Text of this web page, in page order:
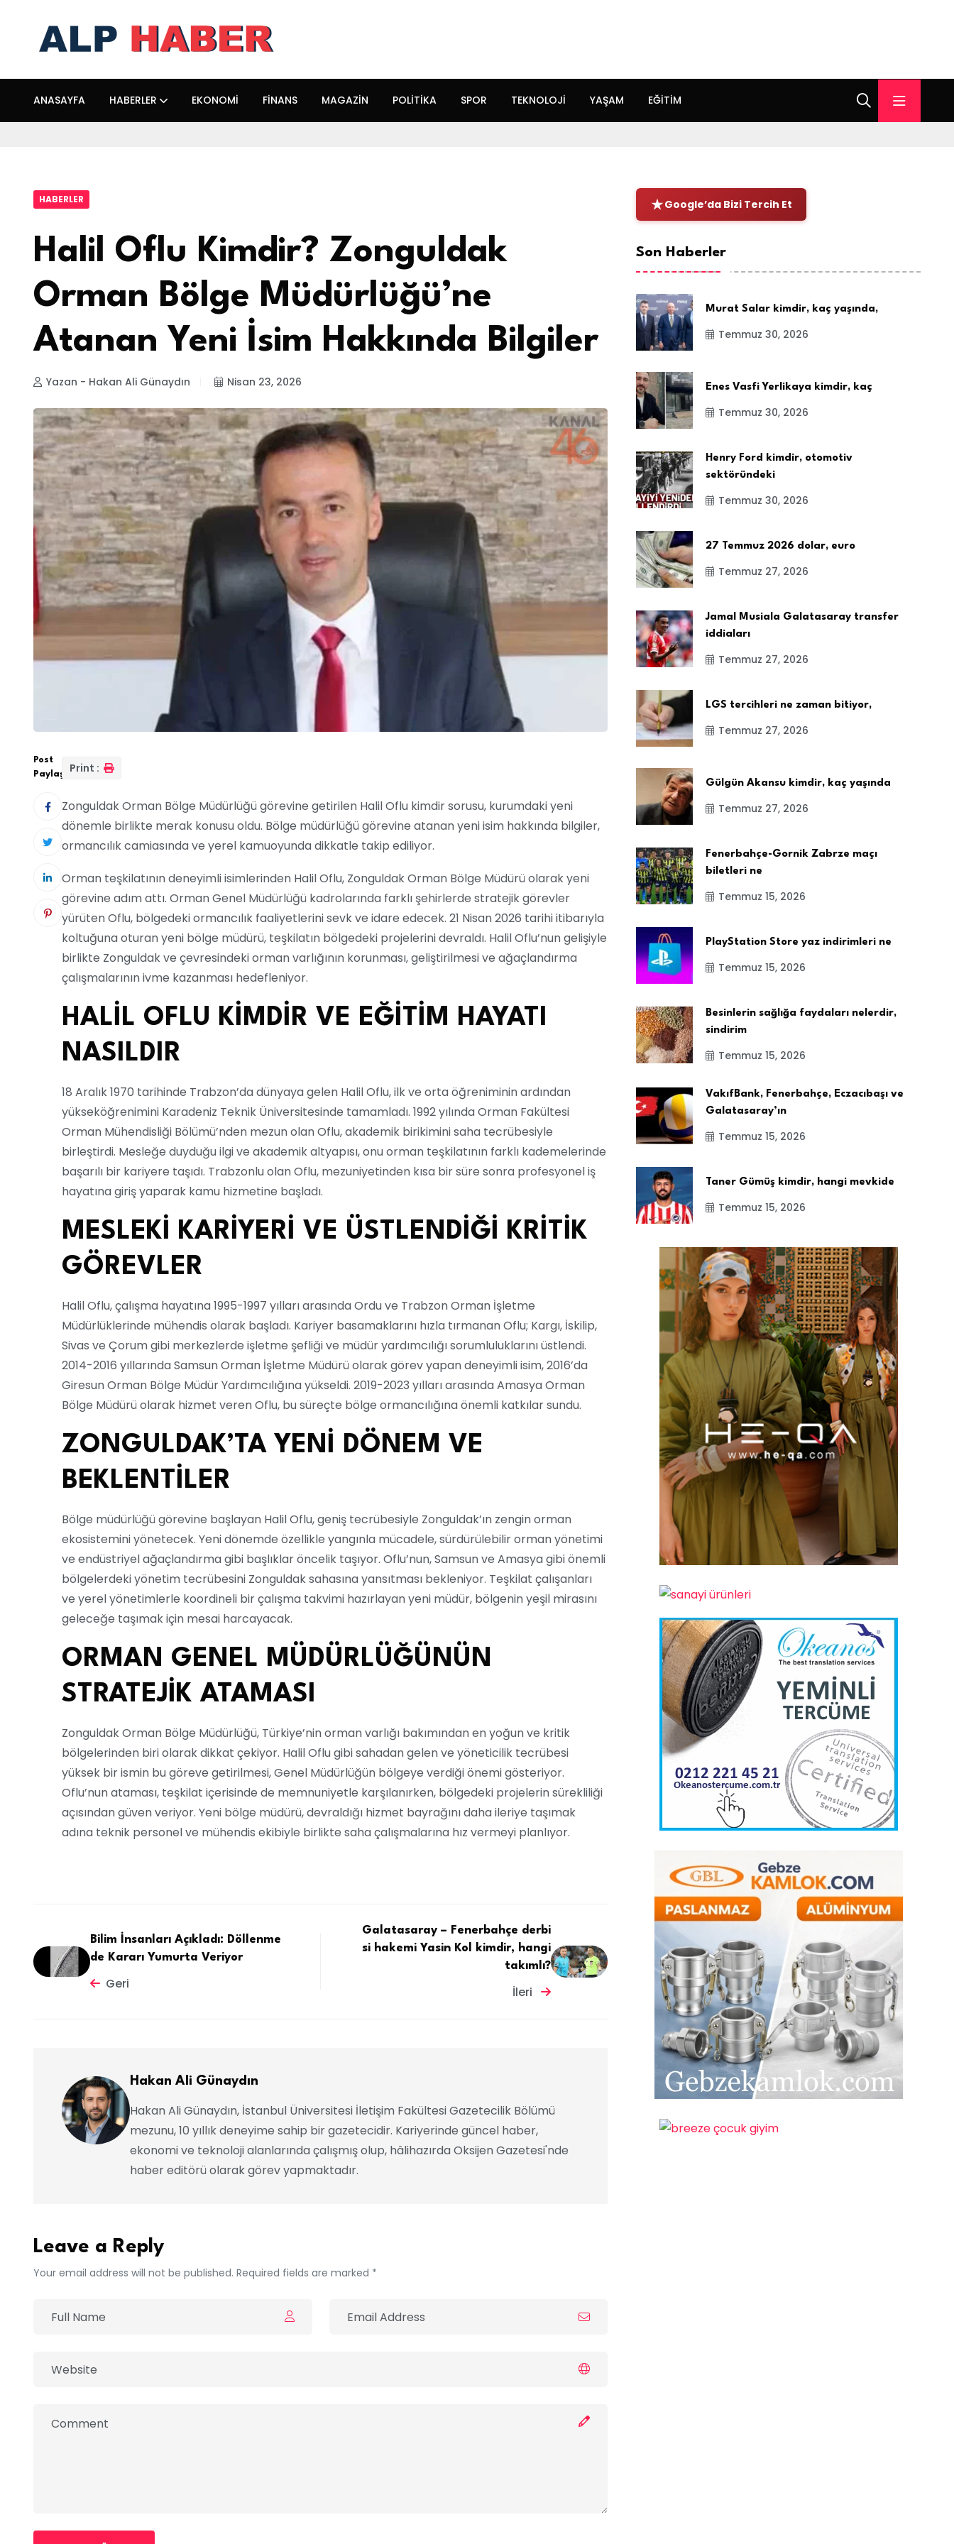
ANASAYFA HABERLER EKONOMI FINANS MAGAZIN POLITIKA SPOR TEKNOLOJI YAŞAM EĞITIM
HABERLER
Halil Oflu Kimdir? Zonguldak
Orman Bölge Müdürlüğü’ne
Atanan Yeni İsim Hakkında Bilgiler
Yazan - Hakan Ali Günaydın Nisan 23, 2026
Post
Paylaş:
Print :
Zonguldak Orman Bölge Müdürlüğü görevine getirilen Halil Oflu kimdir sorusu, kurumdaki yeni
dönemle birlikte merak konusu oldu. Bölge müdürlüğü görevine atanan yeni isim hakkında bilgiler,
ormancılık camiasında ve yerel kamuoyunda dikkatle takip ediliyor.
Orman teşkilatının deneyimli isimlerinden Halil Oflu, Zonguldak Orman Bölge Müdürü olarak yeni
görevine adım attı. Orman Genel Müdürlüğü kadrolarında farklı şehirlerde stratejik görevler
yürüten Oflu, bölgedeki ormancılık faaliyetlerini sevk ve idare edecek. 21 Nisan 2026 tarihi itibarıyla
koltuğuna oturan yeni bölge müdürü, teşkilatın bölgedeki projelerini devraldı. Halil Oflu’nun gelişiyle
birlikte Zonguldak ve çevresindeki orman varlığının korunması, geliştirilmesi ve ağaçlandırma
çalışmalarının ivme kazanması hedefleniyor.
HALİL OFLU KİMDİR VE EĞİTİM HAYATI
NASILDIR
18 Aralık 1970 tarihinde Trabzon’da dünyaya gelen Halil Oflu, ilk ve orta öğreniminin ardından
yükseköğrenimini Karadeniz Teknik Üniversitesinde tamamladı. 1992 yılında Orman Fakültesi
Orman Mühendisliği Bölümü’nden mezun olan Oflu, akademik birikimini saha tecrübesiyle
birleştirdi. Mesleğe duyduğu ilgi ve akademik altyapısı, onu orman teşkilatının farklı kademelerinde
başarılı bir kariyere taşıdı. Trabzonlu olan Oflu, mezuniyetinden kısa bir süre sonra profesyonel iş
hayatına giriş yaparak kamu hizmetine başladı.
MESLEKİ KARİYERİ VE ÜSTLENDİĞİ KRİTİK
GÖREVLER
Halil Oflu, çalışma hayatına 1995-1997 yılları arasında Ordu ve Trabzon Orman İşletme
Müdürlüklerinde mühendis olarak başladı. Kariyer basamaklarını hızla tırmanan Oflu; Kargı, İskilip,
Sivas ve Çorum gibi merkezlerde işletme şefliği ve müdür yardımcılığı sorumluluklarını üstlendi.
2014-2016 yıllarında Samsun Orman İşletme Müdürü olarak görev yapan deneyimli isim, 2016’da
Giresun Orman Bölge Müdür Yardımcılığına yükseldi. 2019-2023 yılları arasında Amasya Orman
Bölge Müdürü olarak hizmet veren Oflu, bu süreçte bölge ormancılığına önemli katkılar sundu.
ZONGULDAK’TA YENİ DÖNEM VE
BEKLENTİLER
Bölge müdürlüğü görevine başlayan Halil Oflu, geniş tecrübesiyle Zonguldak’ın zengin orman
ekosistemini yönetecek. Yeni dönemde özellikle yangınla mücadele, sürdürülebilir orman yönetimi
ve endüstriyel ağaçlandırma gibi başlıklar öncelik taşıyor. Oflu’nun, Samsun ve Amasya gibi önemli
bölgelerdeki yönetim tecrübesini Zonguldak sahasına yansıtması bekleniyor. Teşkilat çalışanları
ve yerel yönetimlerle koordineli bir çalışma takvimi hazırlayan yeni müdür, bölgenin yeşil mirasını
geleceğe taşımak için mesai harcayacak.
ORMAN GENEL MÜDÜRLÜĞÜNÜN
STRATEJİK ATAMASI
Zonguldak Orman Bölge Müdürlüğü, Türkiye’nin orman varlığı bakımından en yoğun ve kritik
bölgelerinden biri olarak dikkat çekiyor. Halil Oflu gibi sahadan gelen ve yöneticilik tecrübesi
yüksek bir ismin bu göreve getirilmesi, Genel Müdürlüğün bölgeye verdiği önemi gösteriyor.
Oflu’nun ataması, teşkilat içerisinde de memnuniyetle karşılanırken, bölgedeki projelerin sürekliliği
açısından güven veriyor. Yeni bölge müdürü, devraldığı hizmet bayrağını daha ileriye taşımak
adına teknik personel ve mühendis ekibiyle birlikte saha çalışmalarına hız vermeyi planlıyor.
Bilim İnsanları Açıkladı: Döllenme
de Kararı Yumurta Veriyor
Geri
Galatasaray – Fenerbahçe derbi
si hakemi Yasin Kol kimdir, hangi
takımlı?
İleri
Hakan Ali Günaydın
Hakan Ali Günaydın, İstanbul Üniversitesi İletişim Fakültesi Gazetecilik Bölümü
mezunu, 10 yıllık deneyime sahip bir gazetecidir. Kariyerinde güncel haber,
ekonomi ve teknoloji alanlarında çalışmış olup, hâlihazırda Oksijen Gazetesi'nde
haber editörü olarak görev yapmaktadır.
Leave a Reply
Your email address will not be published. Required fields are marked *
Google’da Bizi Tercih Et
Son Haberler
Murat Salar kimdir, kaç yaşında,
Temmuz 30, 2026
Enes Vasfi Yerlikaya kimdir, kaç
Temmuz 30, 2026
Henry Ford kimdir, otomotiv
sektöründeki
Temmuz 30, 2026
27 Temmuz 2026 dolar, euro
Temmuz 27, 2026
Jamal Musiala Galatasaray transfer
iddiaları
Temmuz 27, 2026
LGS tercihleri ne zaman bitiyor,
Temmuz 27, 2026
Gülgün Akansu kimdir, kaç yaşında
Temmuz 27, 2026
Fenerbahçe-Gornik Zabrze maçı
biletleri ne
Temmuz 15, 2026
PlayStation Store yaz indirimleri ne
Temmuz 15, 2026
Besinlerin sağlığa faydaları nelerdir,
sindirim
Temmuz 15, 2026
VakıfBank, Fenerbahçe, Eczacıbaşı ve
Galatasaray’ın
Temmuz 15, 2026
Taner Gümüş kimdir, hangi mevkide
Temmuz 15, 2026